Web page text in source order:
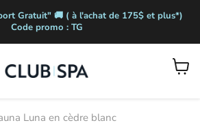
Gratuit" 🚚 ( à l'achat de 175$ et plus*)
Code promo : TG
Voir
Luna en cèdre blanc